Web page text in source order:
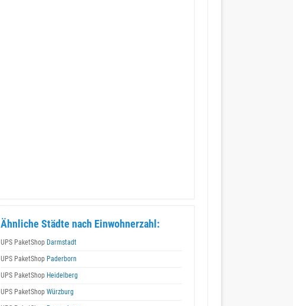
Ähnliche Städte nach Einwohnerzahl:
UPS PaketShop Darmstadt
UPS PaketShop Paderborn
UPS PaketShop Heidelberg
UPS PaketShop Würzburg